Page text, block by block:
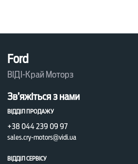
Ford
ВІДІ-Край Моторз
Зв’яжіться з нами
ВІДДІЛ ПРОДАЖУ
+38 044 239 09 97
sales.cry-motors@vidi.ua
ВІДДІЛ СЕРВІСУ